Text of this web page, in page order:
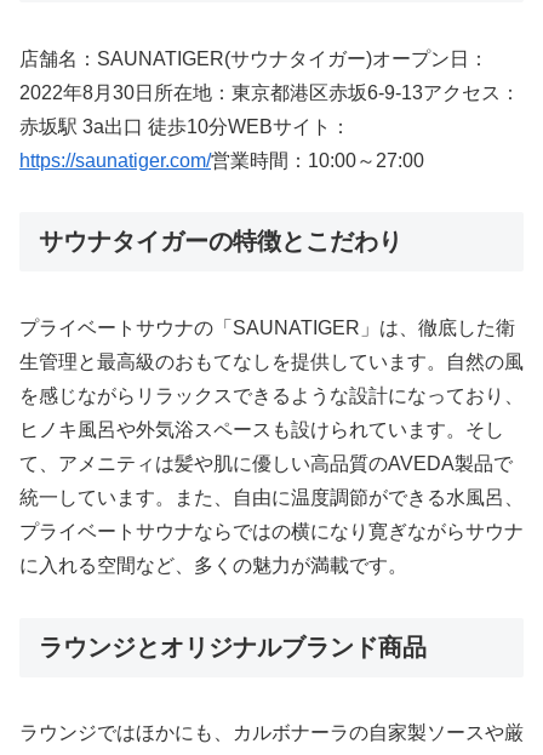
店舗名：SAUNATIGER(サウナタイガー)オープン日：
2022年8月30日所在地：東京都港区赤坂6-9-13アクセス：
赤坂駅 3a出口 徒歩10分WEBサイト：
https://saunatiger.com/営業時間：10:00～27:00
サウナタイガーの特徴とこだわり
プライベートサウナの「SAUNATIGER」は、徹底した衛
生管理と最高級のおもてなしを提供しています。自然の風
を感じながらリラックスできるような設計になっており、
ヒノキ風呂や外気浴スペースも設けられています。そし
て、アメニティは髪や肌に優しい高品質のAVEDA製品で
統一しています。また、自由に温度調節ができる水風呂、
プライベートサウナならではの横になり寛ぎながらサウナ
に入れる空間など、多くの魅力が満載です。
ラウンジとオリジナルブランド商品
ラウンジではほかにも、カルボナーラの自家製ソースや厳